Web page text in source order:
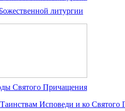
литургии
Святого Причащения